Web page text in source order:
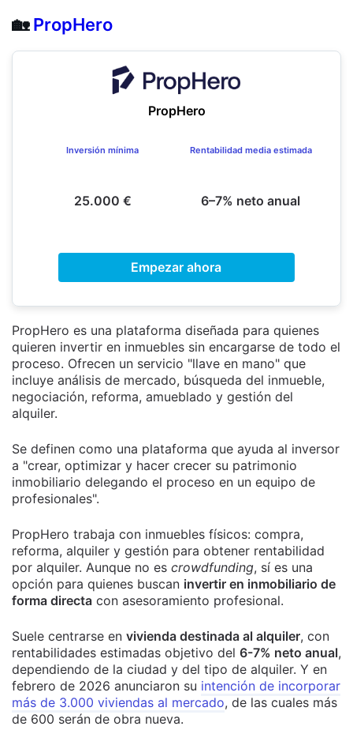
🏡PropHero
PropHero
Inversión mínima
25.000 €
Rentabilidad media estimada
6–7% neto anual
Empezar ahora
PropHero es una plataforma diseñada para quienes
quieren invertir en inmuebles sin encargarse de todo el
proceso. Ofrecen un servicio "llave en mano" que
incluye análisis de mercado, búsqueda del inmueble,
negociación, reforma, amueblado y gestión del
alquiler.
Se definen como una plataforma que ayuda al inversor
a "crear, optimizar y hacer crecer su patrimonio
inmobiliario delegando el proceso en un equipo de
profesionales".
PropHero trabaja con inmuebles físicos: compra,
reforma, alquiler y gestión para obtener rentabilidad
por alquiler. Aunque no es crowdfunding, sí es una
opción para quienes buscan invertir en inmobiliario de
forma directa con asesoramiento profesional.
Suele centrarse en vivienda destinada al alquiler, con
rentabilidades estimadas objetivo del 6-7% neto anual,
dependiendo de la ciudad y del tipo de alquiler. Y en
febrero de 2026 anunciaron su intención de incorporar
más de 3.000 viviendas al mercado, de las cuales más
de 600 serán de obra nueva.